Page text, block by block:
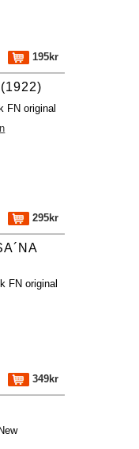
195kr
FN original
295kr
FN original
349kr